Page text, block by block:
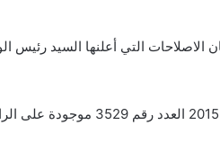
التي أعلنها السيد رئيس